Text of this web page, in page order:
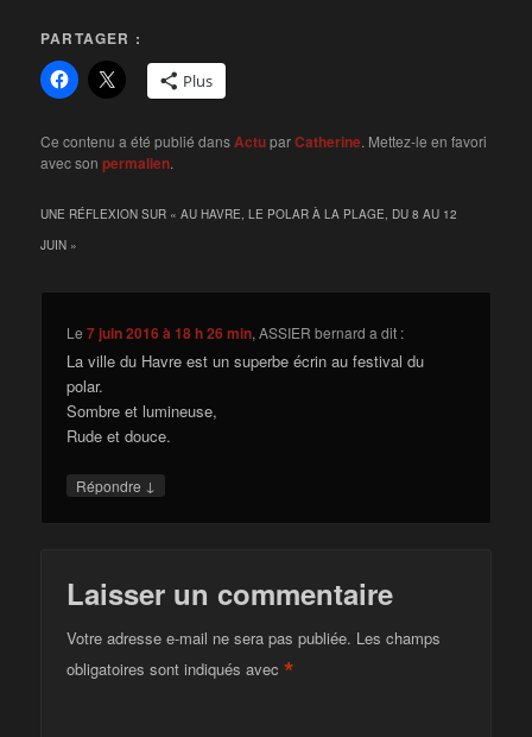
PARTAGER :
Plus
Ce contenu a été publié dans ActuparCatherine. Mettez-le en favori
avec sonpermalien.
UNE RÉFLEXION SUR «AU HAVRE, LE POLAR À LA PLAGE, DU 8 AU 12
JUIN »
Le7 juin 2016 à 18 h 26 min,ASSIER bernard a dit :
La ville du Havre est un superbe écrin au festival du
polar.
Sombre et lumineuse,
Rude et douce.
Répondre ↓
Laisser un commentaire
Votre adresse e-mail ne sera pas publiée. Les champs
obligatoires sont indiqués avec*